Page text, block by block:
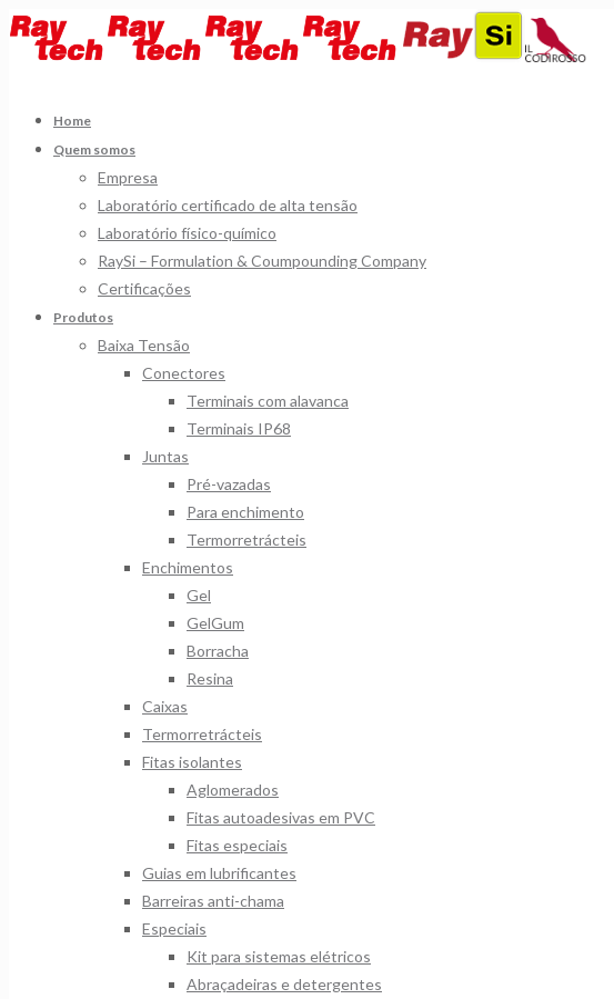
Home
Quem somos
Empresa
Laboratório certificado de alta tensão
Laboratório físico-químico
RaySi – Formulation & Coumpounding Company
Certificações
Produtos
Baixa Tensão
Conectores
Terminais com alavanca
Terminais IP68
Juntas
Pré-vazadas
Para enchimento
Termorretrácteis
Enchimentos
Gel
GelGum
Borracha
Resina
Caixas
Termorretrácteis
Fitas isolantes
Aglomerados
Fitas autoadesivas em PVC
Fitas especiais
Guias em lubrificantes
Barreiras anti-chama
Especiais
Kit para sistemas elétricos
Abraçadeiras e detergentes